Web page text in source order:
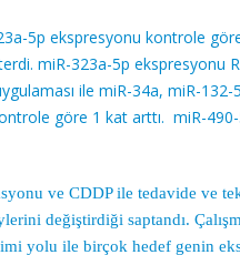
5p ekspresyonu kontrole
miR-323a-5p
ile miR-34a, miR-
göre 1 kat arttı. miR-
ve CDDP ile tedavide ve
değiştirdiği saptandı.
yolu ile birçok hedef genin